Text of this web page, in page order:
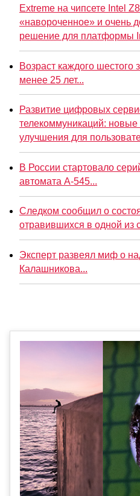
Extreme на чипсете Intel
«навороченное» и очень
решение для платформы
Возраст каждого шестого
менее 25 лет...
Развитие цифровых
телекоммуникаций:
улучшения для
В России стартовало
автомата А-545...
Следком сообщил о
отравившихся в одной из
Эксперт развеял миф о
Калашникова...